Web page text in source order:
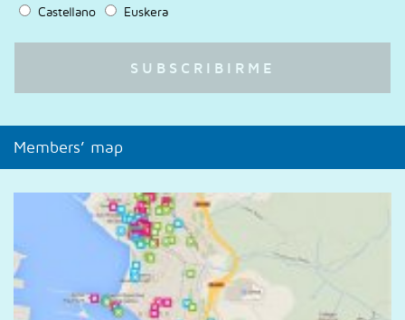
Castellano
Euskera
Members’ map